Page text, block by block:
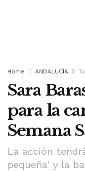
Home ANDALUCÍA
Sara
para la
Semana
La acción
pequeña' y la